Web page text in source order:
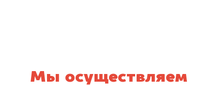
Мы осуществляем